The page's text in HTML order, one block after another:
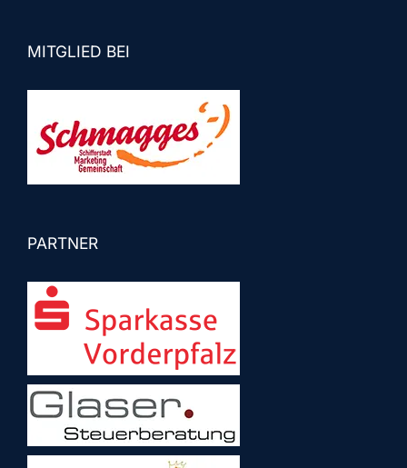
MITGLIED BEI
PARTNER